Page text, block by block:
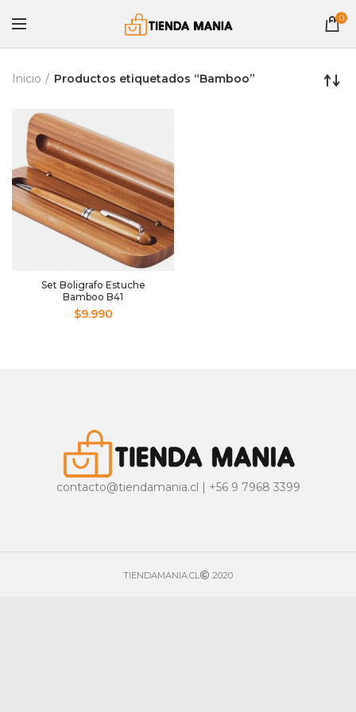
0
Inicio Productos etiquetados “Bamboo”
Set Boligrafo Estuche
Bamboo B41
$9.990
contacto@tiendamania.cl | +56 9 7968 3399
TIENDAMANIA.CL 2020